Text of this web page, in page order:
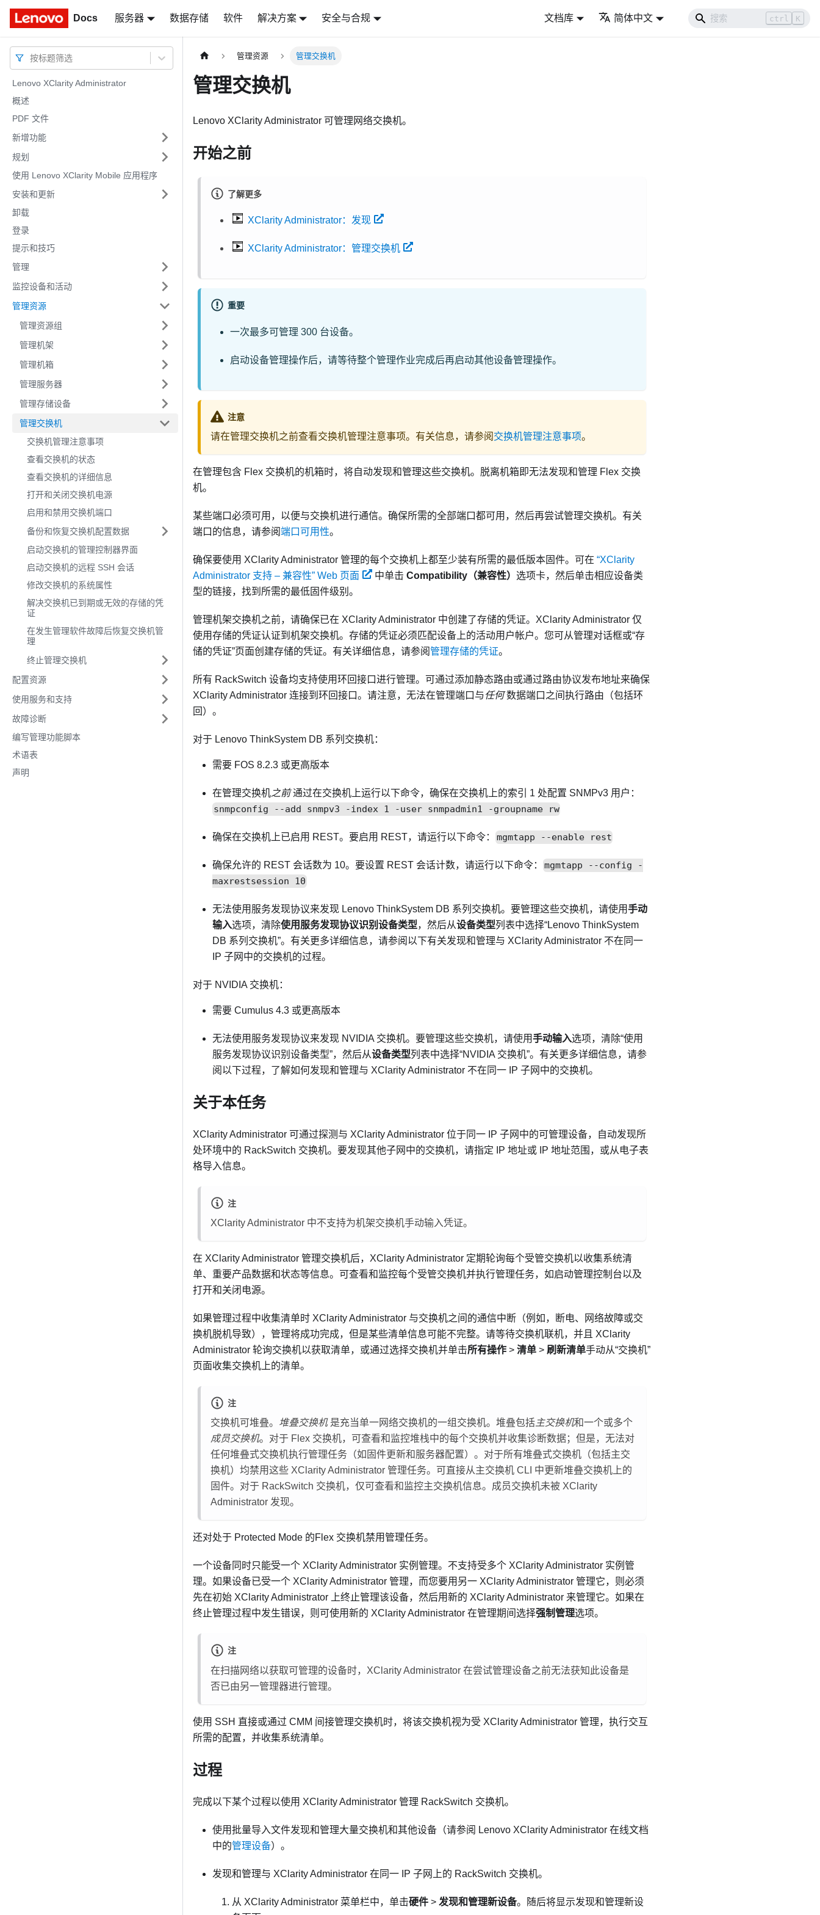
Docs 服务器 数据存储 软件 解决方案 安全与合规 文档库 简体中文 ctrl K
Docs
按标题筛选
Lenovo XClarity Administrator
概述
PDF 文件
新增功能
规划
使用 Lenovo XClarity Mobile 应用程序
安装和更新
卸载
登录
提示和技巧
管理
监控设备和活动
管理资源
管理资源组
管理机架
管理机箱
管理服务器
管理存储设备
管理交换机
交换机管理注意事项
查看交换机的状态
查看交换机的详细信息
打开和关闭交换机电源
启用和禁用交换机端口
备份和恢复交换机配置数据
启动交换机的管理控制器界面
启动交换机的远程 SSH 会话
修改交换机的系统属性
解决交换机已到期或无效的存储的凭
证
在发生管理软件故障后恢复交换机管
理
终止管理交换机
配置资源
使用服务和支持
故障诊断
编写管理功能脚本
术语表
声明
管理资源 管理交换机
管理交换机
Lenovo XClarity Administrator 可管理网络交换机。
开始之前
了解更多
XClarity Administrator：发现
XClarity Administrator：管理交换机
重要
一次最多可管理 300 台设备。
启动设备管理操作后，请等待整个管理作业完成后再启动其他设备管理操作。
注意
请在管理交换机之前查看交换机管理注意事项。有关信息，请参阅 交换机管理注意事项。
在管理包含 Flex 交换机的机箱时，将自动发现和管理这些交换机。脱离机箱即无法发现和管理 Flex 交换
机。
某些端口必须可用，以便与交换机进行通信。确保所需的全部端口都可用，然后再尝试管理交换机。有关
端口的信息，请参阅端口可用性。
确保要使用 XClarity Administrator 管理的每个交换机上都至少装有所需的最低版本固件。可在 “XClarity
Administrator 支持 – 兼容性” Web 页面
中单击 Compatibility（兼容性） 选项卡，然后单击相应设备类
型的链接，找到所需的最低固件级别。
管理机架交换机之前，请确保已在 XClarity Administrator 中创建了存储的凭证。 XClarity Administrator 仅
使用存储的凭证认证到机架交换机。存储的凭证必须匹配设备上的活动用户帐户。您可从管理对话框或“存
储的凭证”页面创建存储的凭证。有关详细信息，请参阅 管理存储的凭证。
所有 RackSwitch 设备均支持使用环回接口进行管理。可通过添加静态路由或通过路由协议发布地址来确保
XClarity Administrator 连接到环回接口。请注意，无法在管理端口与任何数据端口之间执行路由（包括环
回）。
对于 Lenovo ThinkSystem DB 系列交换机：
需要 FOS 8.2.3 或更高版本
在管理交换机之前通过在交换机上运行以下命令，确保在交换机上的索引 1 处配置 SNMPv3 用户：
snmpconfig --add snmpv3 -index 1 -user snmpadmin1 -groupname rw
确保在交换机上已启用 REST。要启用 REST，请运行以下命令： mgmtapp --enable rest
确保允许的 REST 会话数为 10。要设置 REST 会话计数，请运行以下命令：
mgmtapp --config -
maxrestsession 10
无法使用服务发现协议来发现 Lenovo ThinkSystem DB 系列交换机。要管理这些交换机，请使用手动
输入选项，清除使用服务发现协议识别设备类型，然后从设备类型列表中选择“Lenovo ThinkSystem
DB 系列交换机”。有关更多详细信息，请参阅以下有关发现和管理与 XClarity Administrator 不在同一
IP 子网中的交换机的过程。
对于 NVIDIA 交换机：
需要 Cumulus 4.3 或更高版本
无法使用服务发现协议来发现 NVIDIA 交换机。要管理这些交换机，请使用手动输入选项，清除“使用
服务发现协议识别设备类型”，然后从设备类型列表中选择“NVIDIA 交换机”。有关更多详细信息，请参
阅以下过程，了解如何发现和管理与 XClarity Administrator 不在同一 IP 子网中的交换机。
关于本任务
XClarity Administrator 可通过探测与 XClarity Administrator 位于同一 IP 子网中的可管理设备，自动发现所
处环境中的 RackSwitch 交换机。要发现其他子网中的交换机，请指定 IP 地址或 IP 地址范围，或从电子表
格导入信息。
注
XClarity Administrator 中不支持为机架交换机手动输入凭证。
在 XClarity Administrator 管理交换机后， XClarity Administrator 定期轮询每个受管交换机以收集系统清
单、重要产品数据和状态等信息。可查看和监控每个受管交换机并执行管理任务，如启动管理控制台以及
打开和关闭电源。
如果管理过程中收集清单时 XClarity Administrator 与交换机之间的通信中断（例如，断电、网络故障或交
换机脱机导致），管理将成功完成，但是某些清单信息可能不完整。请等待交换机联机，并且 XClarity
Administrator 轮询交换机以获取清单，或通过选择交换机并单击所有操作 > 清单 > 刷新清单手动从“交换机”
页面收集交换机上的清单。
注
交换机可堆叠。 堆叠交换机是充当单一网络交换机的一组交换机。堆叠包括主交换机和一个或多个
成员交换机。对于 Flex 交换机，可查看和监控堆栈中的每个交换机并收集诊断数据；但是，无法对
任何堆叠式交换机执行管理任务（如固件更新和服务器配置）。对于所有堆叠式交换机（包括主交
换机）均禁用这些 XClarity Administrator 管理任务。可直接从主交换机 CLI 中更新堆叠交换机上的
固件。对于 RackSwitch 交换机，仅可查看和监控主交换机信息。成员交换机未被 XClarity
Administrator 发现。
还对处于 Protected Mode 的Flex 交换机禁用管理任务。
一个设备同时只能受一个 XClarity Administrator 实例管理。不支持受多个 XClarity Administrator 实例管
理。如果设备已受一个 XClarity Administrator 管理，而您要用另一 XClarity Administrator 管理它，则必须
先在初始 XClarity Administrator 上终止管理该设备，然后用新的 XClarity Administrator 来管理它。如果在
终止管理过程中发生错误，则可使用新的 XClarity Administrator 在管理期间选择强制管理选项。
注
在扫描网络以获取可管理的设备时， XClarity Administrator 在尝试管理设备之前无法获知此设备是
否已由另一管理器进行管理。
使用 SSH 直接或通过 CMM 间接管理交换机时，将该交换机视为受 XClarity Administrator 管理，执行交互
所需的配置，并收集系统清单。
过程
完成以下某个过程以使用 XClarity Administrator 管理 RackSwitch 交换机。
使用批量导入文件发现和管理大量交换机和其他设备（请参阅 Lenovo XClarity Administrator 在线文档
中的管理设备）。
发现和管理与 XClarity Administrator 在同一 IP 子网上的 RackSwitch 交换机。
从 XClarity Administrator 菜单栏中，单击硬件 > 发现和管理新设备。随后将显示发现和管理新设